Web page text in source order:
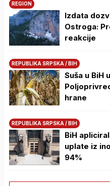
REGION
Izdata
Ostroga:
reakcije
REPUBLIKA SRPSKA / BIH
Suša u BiH
hrane
REPUBLIKA SRPSKA / BIH
BiH
uplate iz
94%